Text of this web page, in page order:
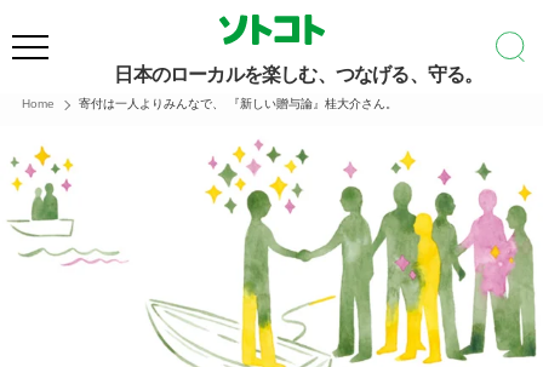
日本のローカルを楽しむ、つなげる、守る。
Home 寄付は一人よりみんなで、 『新しい贈与論』桂大介さん。